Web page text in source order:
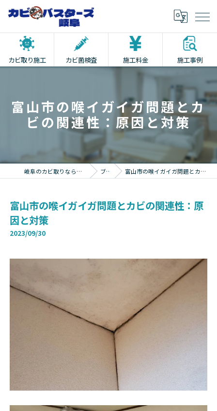
カビ取り施工 カビ菌検査 施工料金 施工事例
富山市の喉イガイガ問題とカ
ビの関連性：原因と対策
岐阜のカビ取りならカビバスターズ岐阜 ブログ 富山市の喉イガイガ問題とカビの関連性：原因と対策
富山市の喉イガイガ問題とカビの関連性：原
因と対策
2023/09/30